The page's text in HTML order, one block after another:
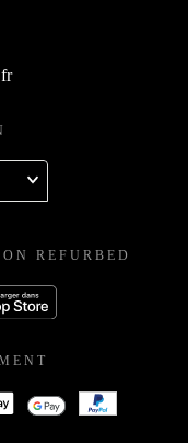
REFURBED